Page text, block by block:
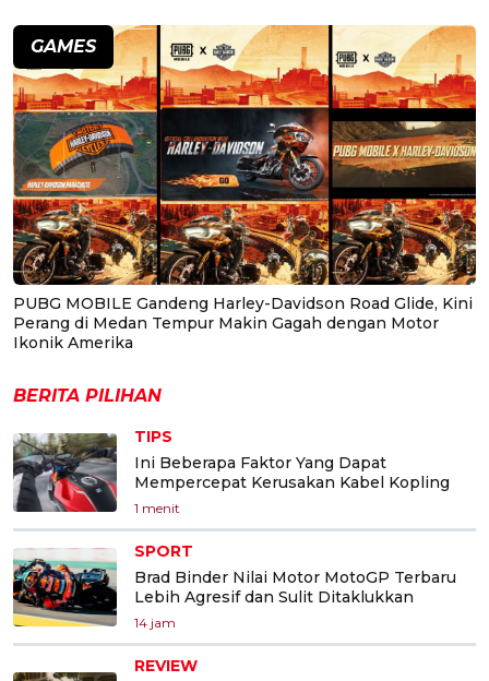
GAMES
PUBG MOBILE Gandeng Harley-Davidson Road Glide, Kini
Perang di Medan Tempur Makin Gagah dengan Motor
Ikonik Amerika
BERITA PILIHAN
TIPS
Ini Beberapa Faktor Yang Dapat
Mempercepat Kerusakan Kabel Kopling
1 menit
SPORT
Brad Binder Nilai Motor MotoGP Terbaru
Lebih Agresif dan Sulit Ditaklukkan
14 jam
REVIEW